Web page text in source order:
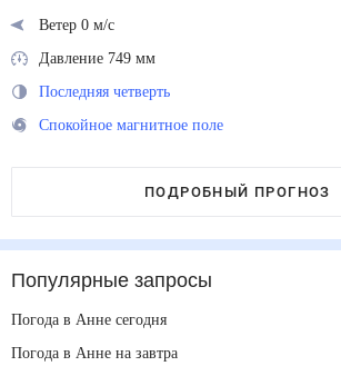
Ветер 0 м/с
Давление 749 мм
Последняя четверть
Спокойное магнитное поле
ПОДРОБНЫЙ ПРОГНОЗ
Популярные запросы
Погода в Анне сегодня
Погода в Анне на завтра